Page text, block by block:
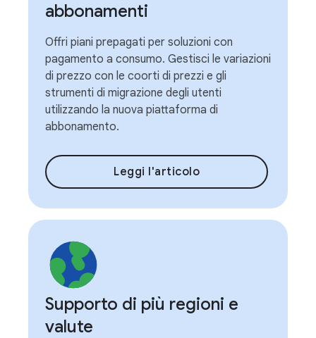
abbonamenti
Offri piani prepagati per soluzioni con
pagamento a consumo. Gestisci le variazioni
di prezzo con le coorti di prezzi e gli
strumenti di migrazione degli utenti
utilizzando la nuova piattaforma di
abbonamento.
Leggi l'articolo
Supporto di più regioni e
valute